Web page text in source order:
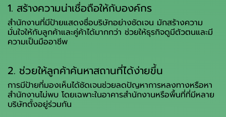
1. สร้างความน่าเชื่อถือให้กับองค์กร
สำนักงานที่มีป้ายแสดงชื่อบริษัทอย่างชัดเจน มักสร้างความ
มั่นใจให้กับลูกค้าและคู่ค้าได้มากกว่า ช่วยให้ธุรกิจดูมีตัวตนและมี
ความเป็นมืออาชีพ
2. ช่วยให้ลูกค้าค้นหาสถานที่ได้ง่ายขึ้น
การมีป้ายที่มองเห็นได้ชัดเจนช่วยลดปัญหาการหลงทางหรือหา
สำนักงานไม่พบ โดยเฉพาะในอาคารสำนักงานหรือพื้นที่ที่มีหลาย
บริษัทตั้งอยู่ร่วมกัน